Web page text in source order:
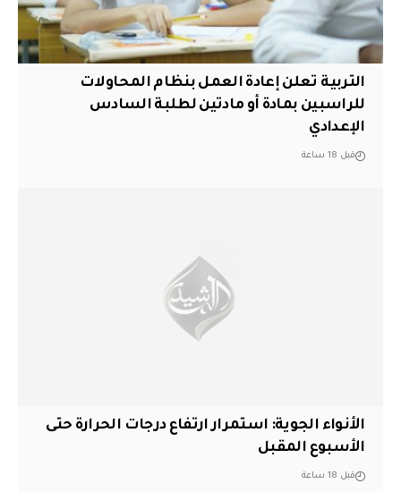
التربية تعلن إعادة العمل بنظام المحاولات
للراسبين بمادة أو مادتين لطلبة السادس
الإعدادي
قبل 18 ساعة
الأنواء الجوية: استمرار ارتفاع درجات الحرارة حتى
الأسبوع المقبل
قبل 18 ساعة